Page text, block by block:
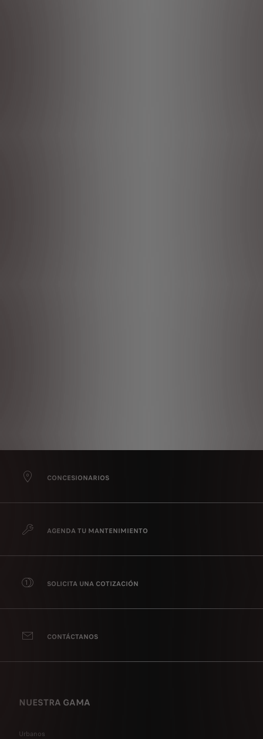
CONCESIONARIOS
AGENDA TU MANTENIMIENTO
SOLICITA UNA COTIZACIÓN
CONTÁCTANOS
NUESTRA GAMA
Urbanos